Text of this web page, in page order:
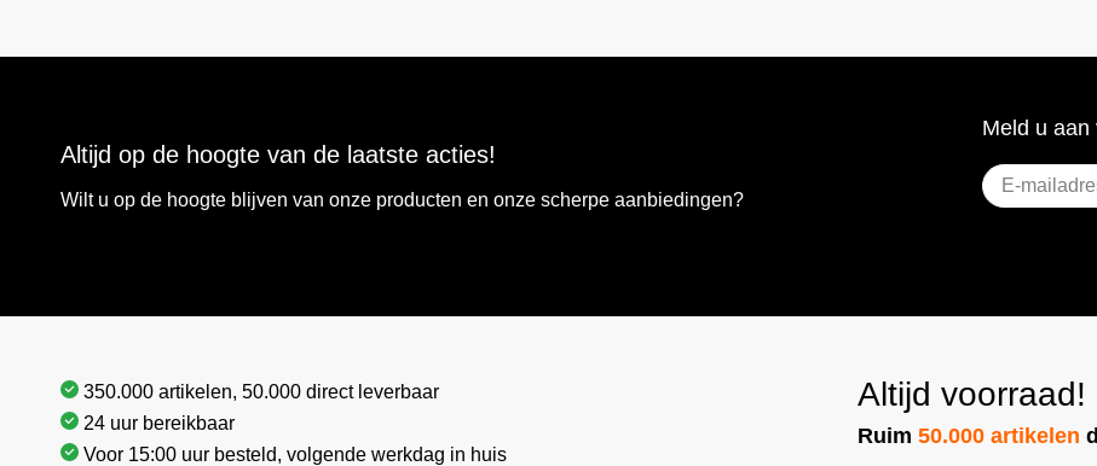
Altijd op de hoogte van de laatste acties!
Wilt u op de hoogte blijven van onze producten en onze scherpe aanbiedingen?
Meld u aan
E-
mailadres
350.000 artikelen, 50.000 direct leverbaar
24 uur bereikbaar
Voor 15:00 uur besteld, volgende werkdag in huis
Altijd voorraad!
Ruim50.000 artikelen